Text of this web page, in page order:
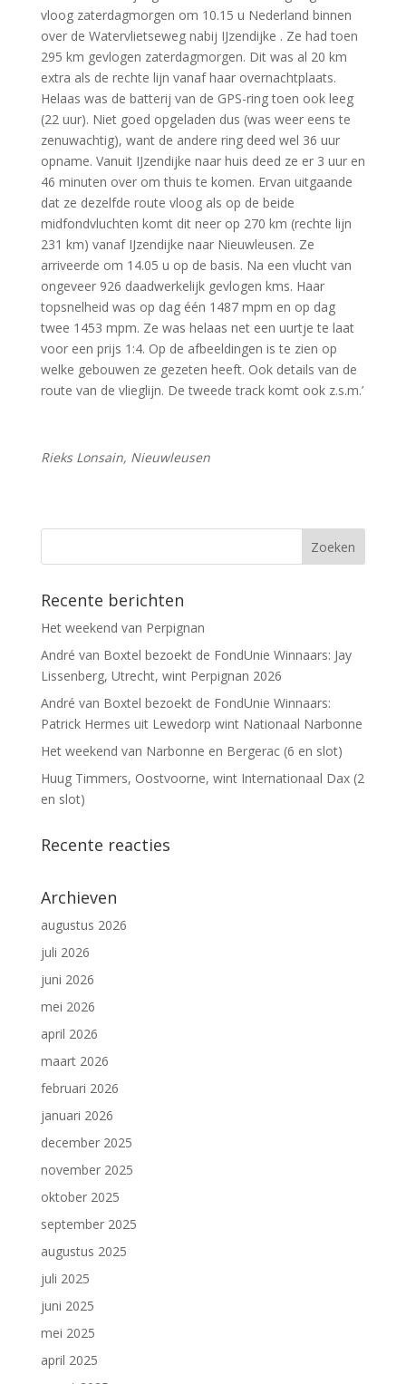
vloog zaterdagmorgen om 10.15 u Nederland binnen
over de Watervlietseweg nabij IJzendijke . Ze had toen
295 km gevlogen zaterdagmorgen. Dit was al 20 km
extra als de rechte lijn vanaf haar overnachtplaats.
Helaas was de batterij van de GPS-ring toen ook leeg
(22 uur). Niet goed opgeladen dus (was weer eens te
zenuwachtig), want de andere ring deed wel 36 uur
opname. Vanuit IJzendijke naar huis deed ze er 3 uur en
46 minuten over om thuis te komen. Ervan uitgaande
dat ze dezelfde route vloog als op de beide
midfondvluchten komt dit neer op 270 km (rechte lijn
231 km) vanaf IJzendijke naar Nieuwleusen. Ze
arriveerde om 14.05 u op de basis. Na een vlucht van
ongeveer 926 daadwerkelijk gevlogen kms. Haar
topsnelheid was op dag één 1487 mpm en op dag
twee 1453 mpm. Ze was helaas net een uurtje te laat
voor een prijs 1:4. Op de afbeeldingen is te zien op
welke gebouwen ze gezeten heeft. Ook details van de
route van de vlieglijn. De tweede track komt ook z.s.m.’
Rieks Lonsain, Nieuwleusen
Recente berichten
Het weekend van Perpignan
André van Boxtel bezoekt de FondUnie Winnaars: Jay
Lissenberg, Utrecht, wint Perpignan 2026
André van Boxtel bezoekt de FondUnie Winnaars:
Patrick Hermes uit Lewedorp wint Nationaal Narbonne
Het weekend van Narbonne en Bergerac (6 en slot)
Huug Timmers, Oostvoorne, wint Internationaal Dax (2
en slot)
Recente reacties
Archieven
augustus 2026
juli 2026
juni 2026
mei 2026
april 2026
maart 2026
februari 2026
januari 2026
december 2025
november 2025
oktober 2025
september 2025
augustus 2025
juli 2025
juni 2025
mei 2025
april 2025